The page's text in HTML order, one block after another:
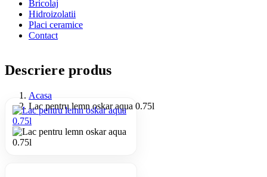
Bricolaj
Hidroizolatii
Placi ceramice
Contact
Descriere produs
Acasa
Lac pentru lemn oskar aqua 0.75l